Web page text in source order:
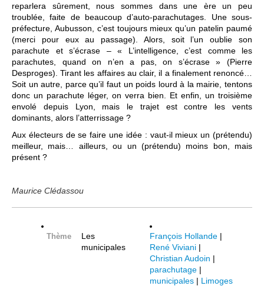
reparlera sûrement, nous sommes dans une ère un peu
troublée, faite de beaucoup d’auto-parachutages. Une sous-
préfecture, Aubusson, c’est toujours mieux qu’un patelin paumé
(merci pour eux au passage). Alors, soit l’un oublie son
parachute et s’écrase – « L’intelligence, c’est comme les
parachutes, quand on n’en a pas, on s’écrase » (Pierre
Desproges). Tirant les affaires au clair, il a finalement renoncé…
Soit un autre, parce qu’il faut un poids lourd à la mairie, tentons
donc un parachute léger, on verra bien. Et enfin, un troisième
envolé depuis Lyon, mais le trajet est contre les vents
dominants, alors l’atterrissage ?
Aux électeurs de se faire une idée : vaut-il mieux un (prétendu)
meilleur, mais… ailleurs, ou un (prétendu) moins bon, mais
présent ?
Maurice Clédassou
Thème
Les
municipales
François Hollande |
René Viviani |
Christian Audoin |
parachutage |
municipales | Limoges